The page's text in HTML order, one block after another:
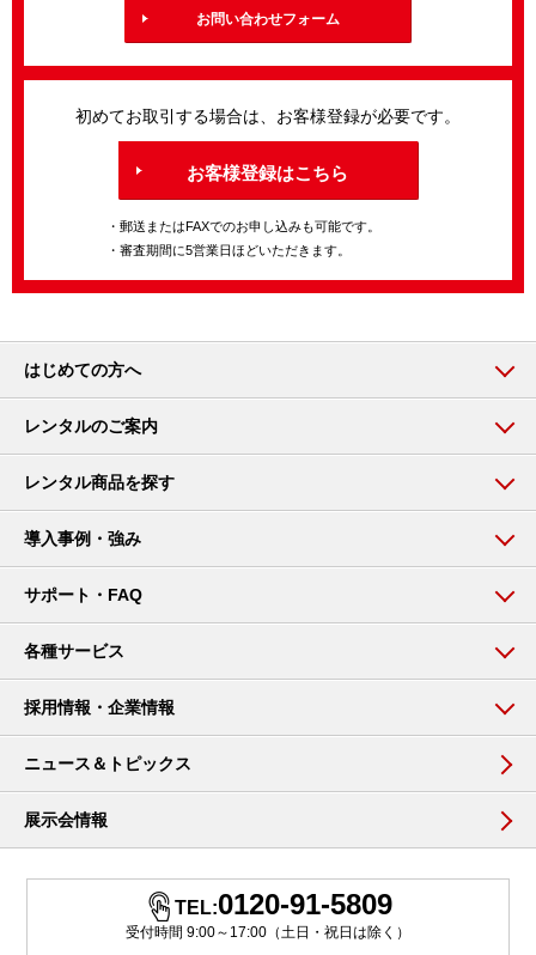
お問い合わせフォーム
初めてお取引する場合は、お客様登録が必要です。
お客様登録はこちら
・郵送またはFAXでのお申し込みも可能です。
・審査期間に5営業日ほどいただきます。
はじめての方へ
レンタルのご案内
レンタル商品を探す
導入事例・強み
サポート・FAQ
各種サービス
採用情報・企業情報
ニュース＆トピックス
展示会情報
TEL:0120-91-5809
受付時間 9:00～17:00（土日・祝日は除く）